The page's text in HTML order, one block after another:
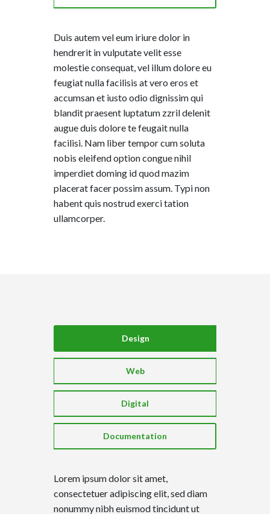
Duis autem vel eum iriure dolor in
hendrerit in vulputate velit esse
molestie consequat, vel illum dolore eu
feugiat nulla facilisis at vero eros et
accumsan et iusto odio dignissim qui
blandit praesent luptatum zzril delenit
augue duis dolore te feugait nulla
facilisi. Nam liber tempor cum soluta
nobis eleifend option congue nihil
imperdiet doming id quod mazim
placerat facer possim assum. Typi non
habent quis nostrud exerci tation
ullamcorper.
Design
Web
Digital
Documentation
Lorem ipsum dolor sit amet,
consectetuer adipiscing elit, sed diam
nonummy nibh euismod tincidunt ut